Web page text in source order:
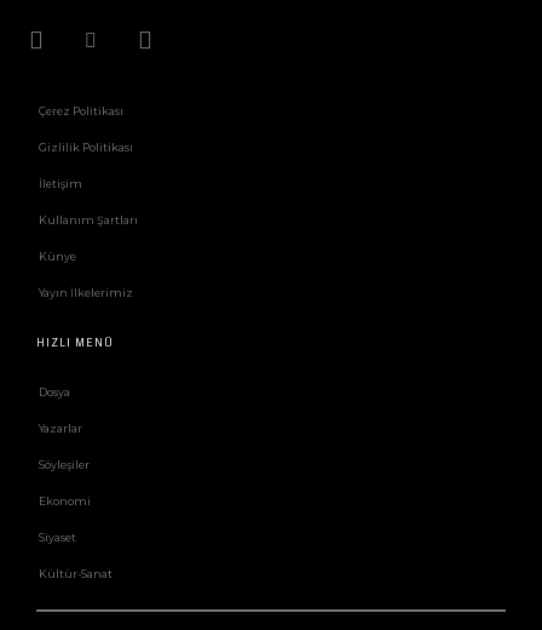
Çerez Politikası
Gizlilik Politikası
İletişim
Kullanım Şartları
Künye
Yayın İlkelerimiz
HIZLI MENÜ
Dosya
Yazarlar
Söyleşiler
Ekonomi
Siyaset
Kültür-Sanat